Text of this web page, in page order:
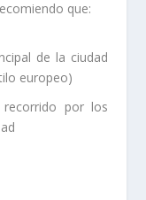
que:
de la ciudad
europeo)
por los